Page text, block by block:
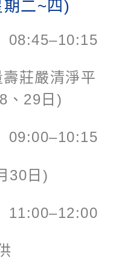
二~四)
08:45–10:15
莊嚴清淨平
、29日)
09:00–10:15
30日)
11:00–12:00